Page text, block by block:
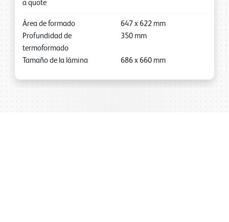
a quote
Área de formado 647 x 622 mm
Profundidad de
termoformado
350 mm
Tamaño de la lámina 686 x 660 mm